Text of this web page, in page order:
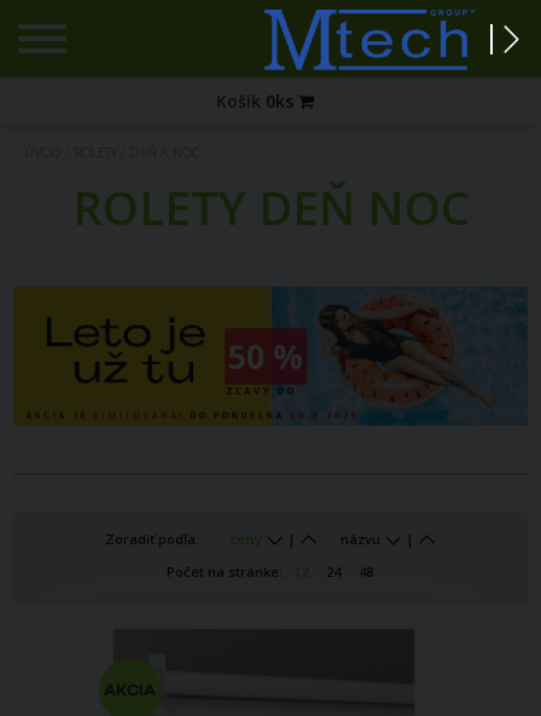
PRIHLÁSENIE
Košík 0ks
ROLETY DEŇ NOC
Zoradiť podľa: ceny | názvu
|
Počet na stránke: 12 24 48